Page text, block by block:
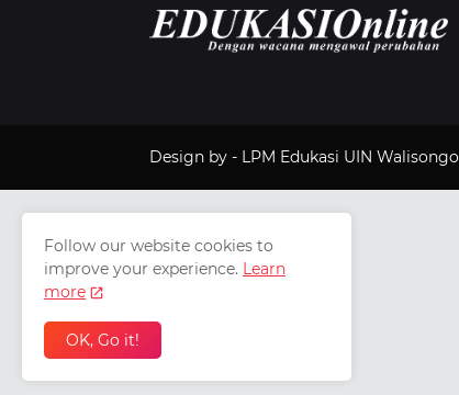
Design by - LPM Edukasi UIN Walisongo
Follow our website cookies to
improve your experience. Learn
more
OK, Go it!